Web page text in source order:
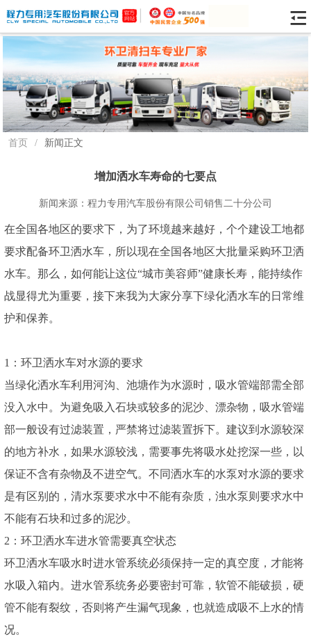
首页 / 新闻正文
增加洒水车寿命的七要点
新闻来源：程力专用汽车股份有限公司销售二十分公司
在全国各地区的要求下，为了环境越来越好，个个建设工地都
要求配备环卫洒水车，所以现在全国各地区大批量采购环卫洒
水车。那么，如何能让这位“城市美容师”健康长寿，能持续作
战显得尤为重要，接下来我为大家分享下绿化洒水车的日常维
护和保养。
1：环卫洒水车对水源的要求
当绿化洒水车利用河沟、池塘作为水源时，吸水管端部需全部
没入水中。为避免吸入石块或较多的泥沙、漂杂物，吸水管端
部一般设有过滤装置，严禁将过滤装置拆下。建议到水源较深
的地方补水，如果水源较浅，需要事先将吸水处挖深一些，以
保证不含有杂物及不进空气。不同洒水车的水泵对水源的要求
是有区别的，清水泵要求水中不能有杂质，浊水泵则要求水中
不能有石块和过多的泥沙。
2：环卫洒水车进水管需要真空状态
环卫洒水车吸水时进水管系统必须保持一定的真空度，才能将
水吸入箱内。进水管系统务必要密封可靠，软管不能破损，硬
管不能有裂纹，否则将产生漏气现象，也就造成吸不上水的情
况。